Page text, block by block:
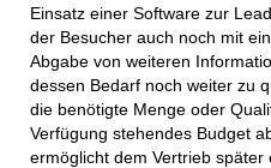
Einsatz einer Software zur
der Besucher auch noch mit
Abgabe von weiteren
dessen Bedarf noch weiter zu
die benötigte Menge oder
Verfügung stehendes Budget
ermöglicht dem Vertrieb später